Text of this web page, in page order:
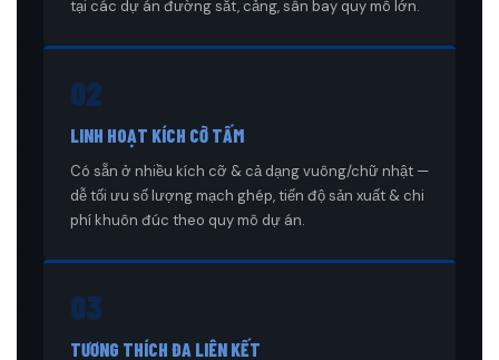
tại các dự án đường sắt, cảng, sân bay quy mô lớn.
02
LINH HOẠT KÍCH CỠ TẤM
Có sẵn ở nhiều kích cỡ & cả dạng vuông/chữ nhật —
dễ tối ưu số lượng mạch ghép, tiến độ sản xuất & chi
phí khuôn đúc theo quy mô dự án.
03
TƯƠNG THÍCH ĐA LIÊN KẾT